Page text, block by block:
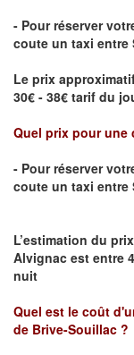
- Pour réserver
coute un taxi entre
Le prix
30€ - 38€ tarif du
Quel prix pour une
- Pour réserver
coute un taxi entre
L’estimation du
Alvignac est entre
nuit
Quel est le coût
de Brive-Souillac ?